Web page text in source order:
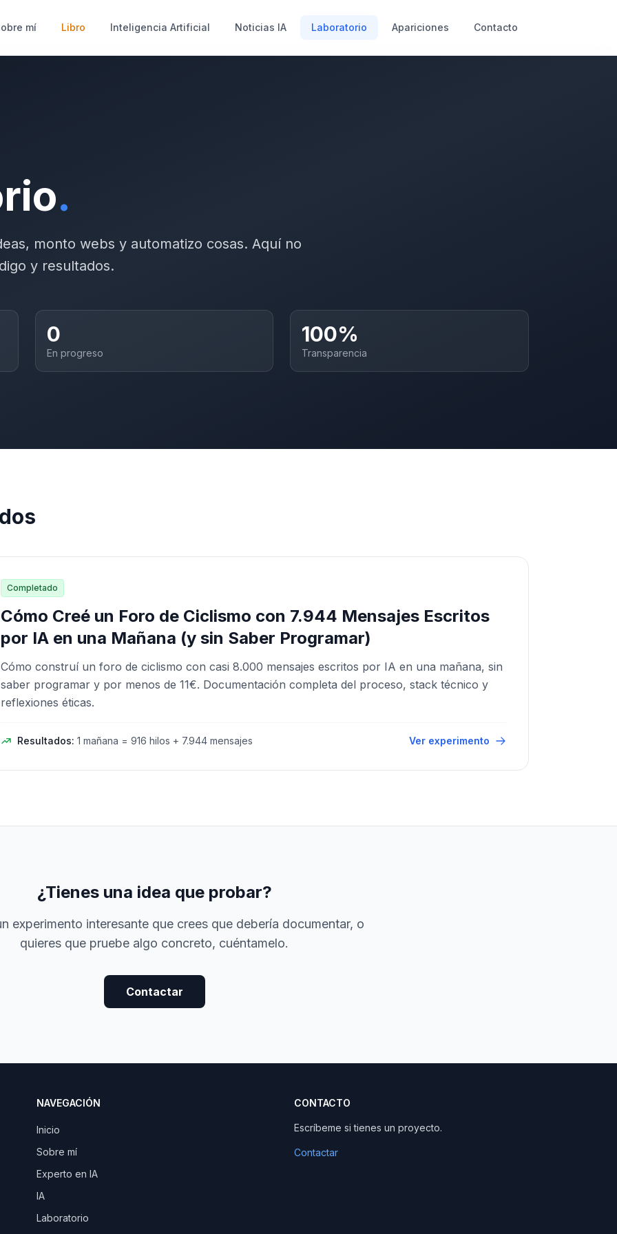
mí Libro Inteligencia Artificial Noticias IA Laboratorio Apariciones Contacto
.
monto webs y automatizo cosas. Aquí no
y resultados.
0
En progreso
100%
Transparencia
Completado
Cómo Creé un Foro de Ciclismo con 7.944 Mensajes Escritos
por IA en una Mañana (y sin Saber Programar)
Cómo construí un foro de ciclismo con casi 8.000 mensajes escritos por IA en una mañana, sin
saber programar y por menos de 11€. Documentación completa del proceso, stack técnico y
reflexiones éticas.
Resultados: 1 mañana = 916 hilos + 7.944 mensajes Ver experimento
¿Tienes una idea que probar?
experimento interesante que crees que debería documentar, o
quieres que pruebe algo concreto, cuéntamelo.
Contactar
NAVEGACIÓN
Inicio
Sobre mí
Experto en IA
IA
Laboratorio
CONTACTO
Escríbeme si tienes un proyecto.
Contactar